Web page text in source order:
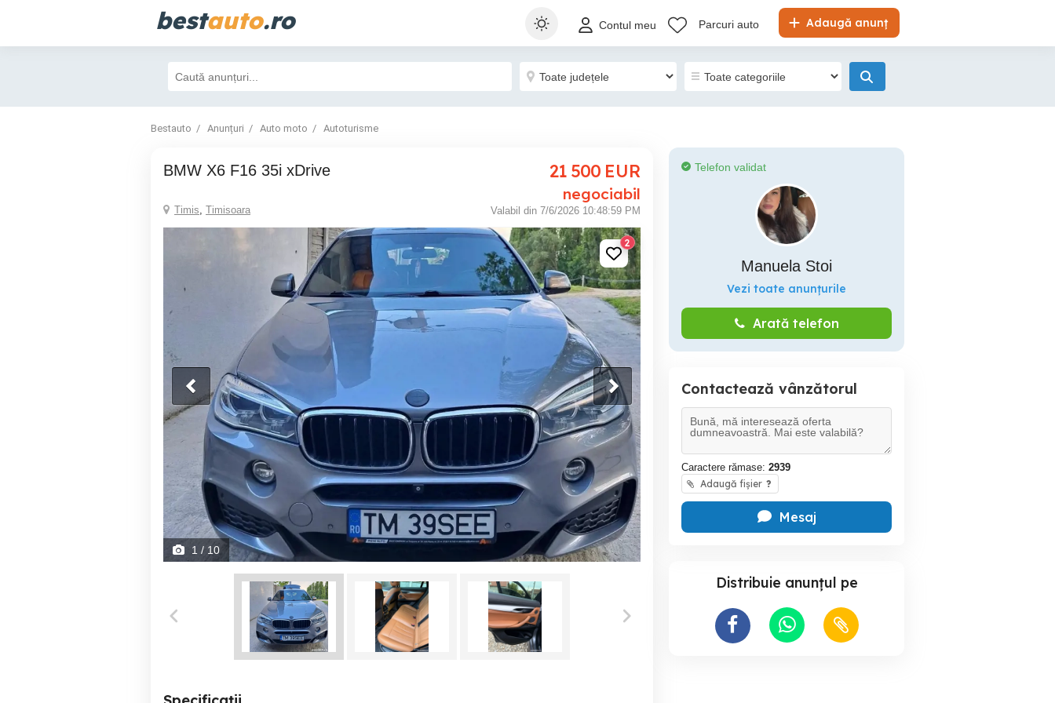
bestauto.ro Adaugă anunț
Contul meu Parcuri auto
Bestauto Anunțuri Auto moto Autoturisme
BMW X6 F16 35i xDrive 21 500 EUR
negociabil
Timis, Timisoara Valabil din 7/6/2026 10:48:59 PM
2
1 / 10
Telefon validat
Manuela Stoi
Vezi toate anunțurile
Arată telefon
Contactează vânzătorul
Caractere rămase: 2939
Adaugă fișier ?
Mesaj
Distribuie anunțul pe